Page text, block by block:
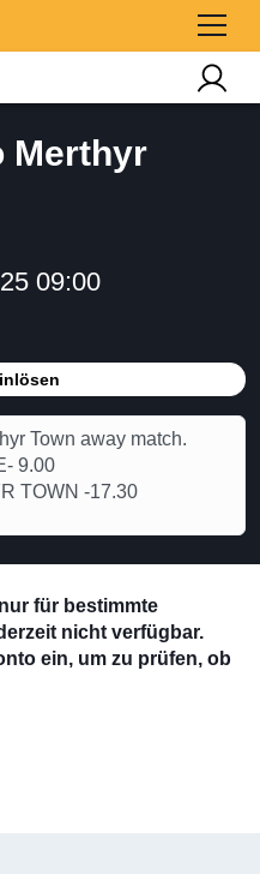
Merthyr
09:00
Town away match.
9.00
TOWN -17.30
für bestimmte
nicht verfügbar.
ein, um zu prüfen, ob